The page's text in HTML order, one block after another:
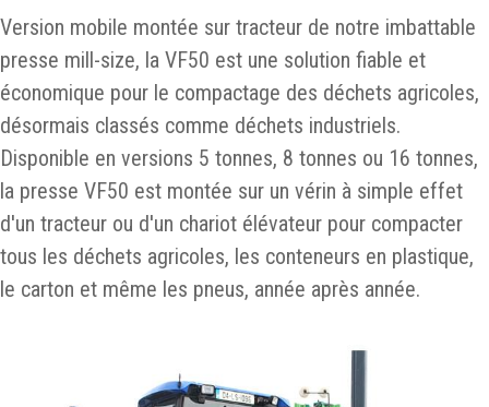
Version mobile montée sur tracteur de notre imbattable
presse mill-size, la VF50 est une solution fiable et
économique pour le compactage des déchets agricoles,
désormais classés comme déchets industriels.
Disponible en versions 5 tonnes, 8 tonnes ou 16 tonnes,
la presse VF50 est montée sur un vérin à simple effet
d'un tracteur ou d'un chariot élévateur pour compacter
tous les déchets agricoles, les conteneurs en plastique,
le carton et même les pneus, année après année.